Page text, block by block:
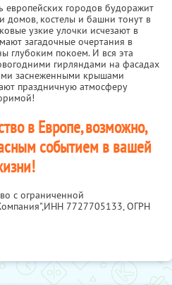
европейских городов будоражит
домов, костелы и башни тонут в
узкие улочки исчезают в
загадочные очертания в
глубоким покоем. И вся эта
гирляндами на фасадах
заснеженными крышами
праздничную атмосферу
в Европе, возможно,
событием в вашей
с ограниченной
ИНН 7727705133, ОГРН